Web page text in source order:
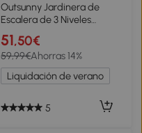
Outsunny Jardinera de
Escalera de 3 Niveles
Maceteros de Madera
Jardinera Vertical con Tela
no Tejida y Orificios de
Drenaje Huerto Urbano
para Plantas Macetas
Natural
51,50€
59,99€Ahorras 14%
Liquidación de verano
5